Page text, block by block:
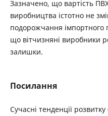
Зазначено, що вартість
виробництва істотно не
подорожчання імпортного
що вітчизняні виробники
залишки.
Посилання
Сучасні тенденції